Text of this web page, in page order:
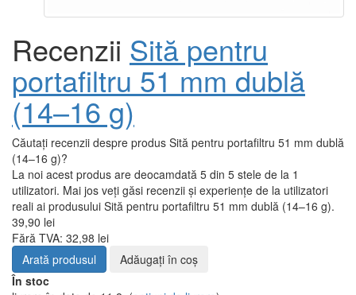
Recenzii Sită pentru
portafiltru 51 mm dublă
(14–16 g)
Căutați recenzii despre produs Sită pentru portafiltru 51 mm dublă
(14–16 g)?
La noi acest produs are deocamdată 5 din 5 stele de la 1
utilizatori. Mai jos veți găsi recenzii și experiențe de la utilizatori
reali ai produsului Sită pentru portafiltru 51 mm dublă (14–16 g).
39,90 lei
Fără TVA: 32,98 lei
Arată produsul
Adăugați în coş
În stoc